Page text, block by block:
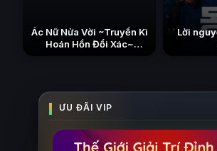
Ác Nữ Nửa Vời ~Truyền Kì
Hoán Hồn Đổi Xác~
Lời